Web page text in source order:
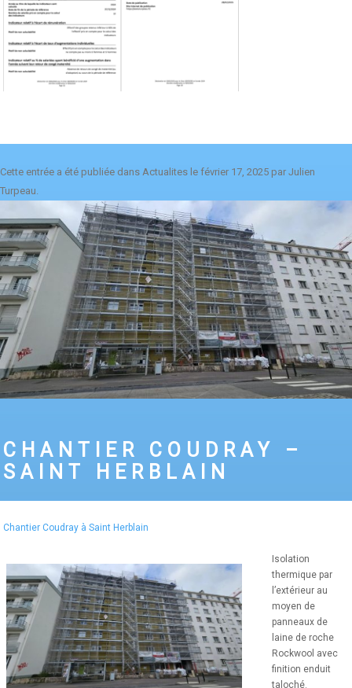
Cette entrée a été publiée dans Actualites le février 17, 2025 par Julien
Turpeau.
CHANTIER COUDRAY –
SAINT HERBLAIN
Chantier Coudray à Saint Herblain
Isolation
thermique par
l’extérieur au
moyen de
panneaux de
laine de roche
Rockwool avec
finition enduit
taloché.